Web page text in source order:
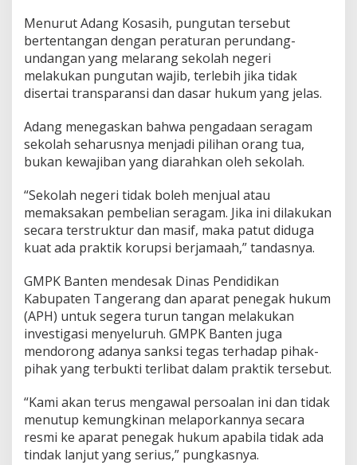
d
i
K
a
b
u
a
t
e
n
a
n
g
e
r
n
g
Menurut Adang Kosasih, pungutan tersebut
bertentangan dengan peraturan perundang-
undangan yang melarang sekolah negeri
melakukan pungutan wajib, terlebih jika tidak
disertai transparansi dan dasar hukum yang jelas.
Adang menegaskan bahwa pengadaan seragam
sekolah seharusnya menjadi pilihan orang tua,
bukan kewajiban yang diarahkan oleh sekolah.
“Sekolah negeri tidak boleh menjual atau
memaksakan pembelian seragam. Jika ini dilakukan
secara terstruktur dan masif, maka patut diduga
kuat ada praktik korupsi berjamaah,” tandasnya.
GMPK Banten mendesak Dinas Pendidikan
Kabupaten Tangerang dan aparat penegak hukum
(APH) untuk segera turun tangan melakukan
investigasi menyeluruh. GMPK Banten juga
mendorong adanya sanksi tegas terhadap pihak-
pihak yang terbukti terlibat dalam praktik tersebut.
“Kami akan terus mengawal persoalan ini dan tidak
menutup kemungkinan melaporkannya secara
resmi ke aparat penegak hukum apabila tidak ada
tindak lanjut yang serius,” pungkasnya.